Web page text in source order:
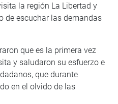
la región La Libertad y
de escuchar las demandas
que es la primera vez
y saludaron su esfuerzo e
que durante
en el olvido de las